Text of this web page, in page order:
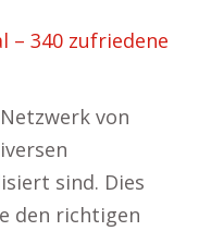
– 340 zufriedene
von
sind. Dies
den richtigen